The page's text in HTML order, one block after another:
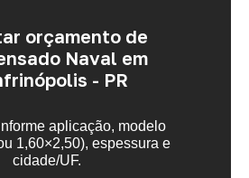
orçamento de
Naval em
- PR
aplicação, modelo
1,60×2,50), espessura e
cidade/UF.